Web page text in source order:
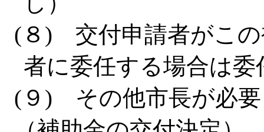
(８) 交付申請者がこの
者に委任する場合は委
(９) その他市長が必要